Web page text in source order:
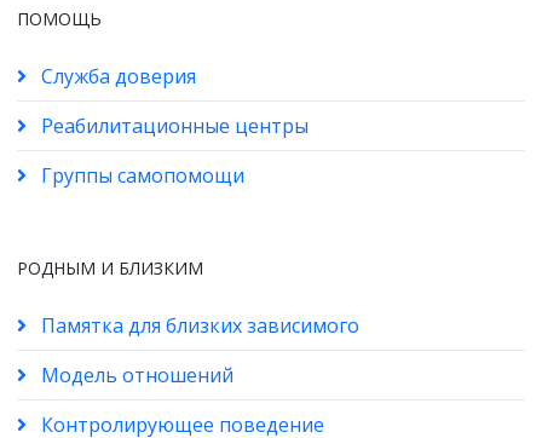
ПОМОЩЬ
Служба доверия
Реабилитационные центры
Группы самопомощи
РОДНЫМ И БЛИЗКИМ
Памятка для близких зависимого
Модель отношений
Контролирующее поведение